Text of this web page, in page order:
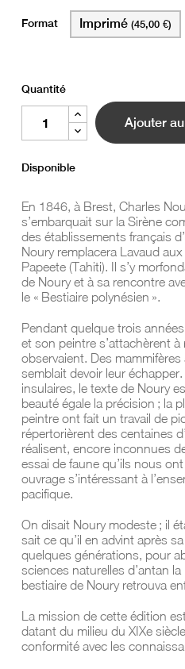
Format Imprimé (45,00 €)
Quantité
Ajouter
Disponible
En 1846, à Brest, Charles
s’embarquait sur la Sirène
des établissements français
Noury remplacera Lavaud
Papeete (Tahiti). Il s’y
de Noury et à sa rencontre
le « Bestiaire polynésien ».
Pendant quelque trois
et son peintre s’attachèrent
observaient. Des
semblait devoir leur
insulaires, le texte de Noury
beauté égale la précision ; la
peintre ont fait un travail de
répertorièrent des centaines
réalisent, encore inconnues
essai de faune qu’ils nous
ouvrage s’intéressant à
pacifique.
On disait Noury modeste ; il
sait ce qu’il en advint après
quelques générations, pour
sciences naturelles d’antan
bestiaire de Noury retrouva
La mission de cette édition
datant du milieu du XIXe
conformité avec les